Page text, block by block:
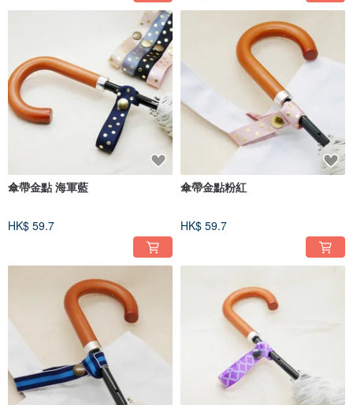
傘帶金點 海軍藍
HK$ 59.7
傘帶金點粉紅
HK$ 59.7